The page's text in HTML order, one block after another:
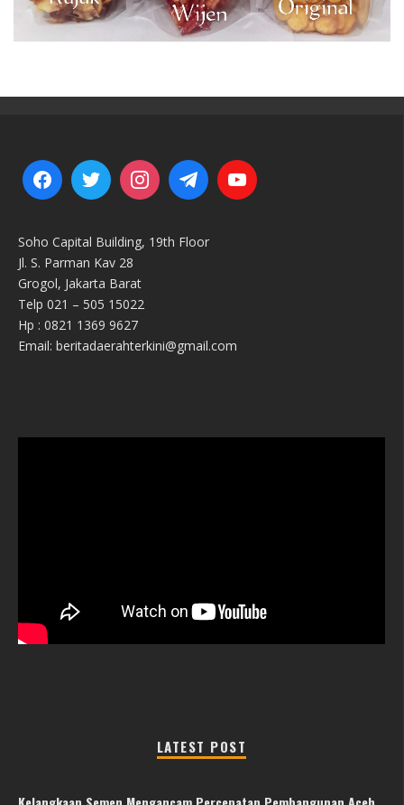
Soho Capital Building, 19th Floor
Jl. S. Parman Kav 28
Grogol, Jakarta Barat
Telp 021 – 505 15022
Hp : 0821 1369 9627
Email: beritadaerahterkini@gmail.com
LATEST POST